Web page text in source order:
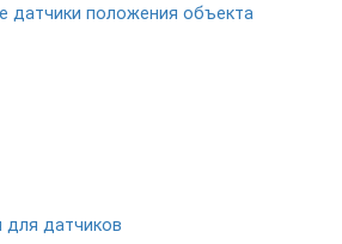
датчики положения объекта
для датчиков